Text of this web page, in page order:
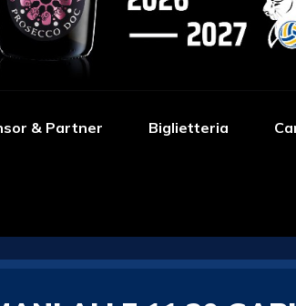
& Partner Biglietteria